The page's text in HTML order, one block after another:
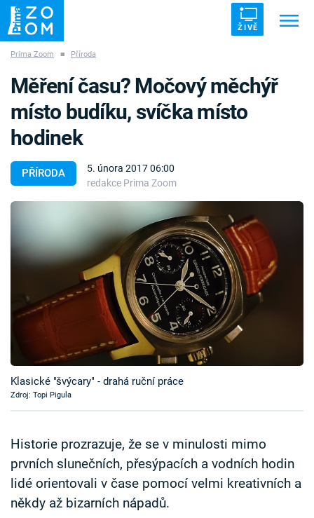
ŽIVĚ
ZÁHADY VETŘELCI DÁVNOVĚKU
Témata
Pořady
TV Program
Sledujte prima+
Sledujte nás
Prima Zoom ■ Příroda
PŘÍRODA
5. února 2017 06:00
redakce Prima Zoom
Měření času? Močový měchýř
místo budíku, svíčka místo
hodinek
Klasické "švýcary" - drahá ruční práce
Zdroj: Topi Pigula
Historie prozrazuje, že se v minulosti mimo
prvních slunečních, přesýpacích a vodních hodin
lidé orientovali v čase pomocí velmi kreativních a
někdy až bizarních nápadů.